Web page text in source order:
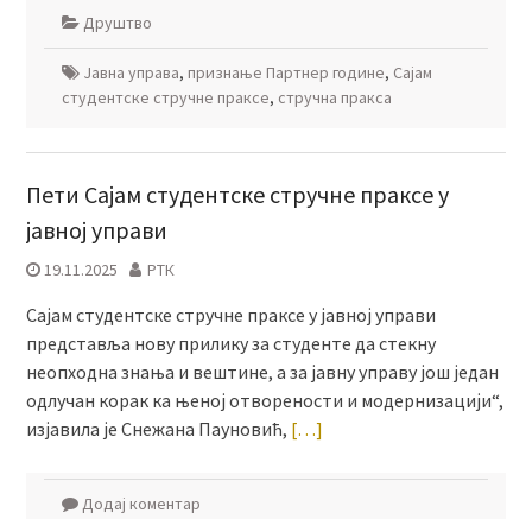
Друштво
Јавна управа, признање Партнер године, Сајам
студентске стручне праксе, стручна пракса
Пети Сајам студентске стручне праксе у
јавној управи
19.11.2025 РТК
Сајам студентске стручне праксе у јавној управи
представља нову прилику за студенте да стекну
неопходна знања и вештине, а за јавну управу још један
одлучан корак ка њеној отворености и модернизацији“,
изјавила је Снежана Пауновић, […]
Додај коментар